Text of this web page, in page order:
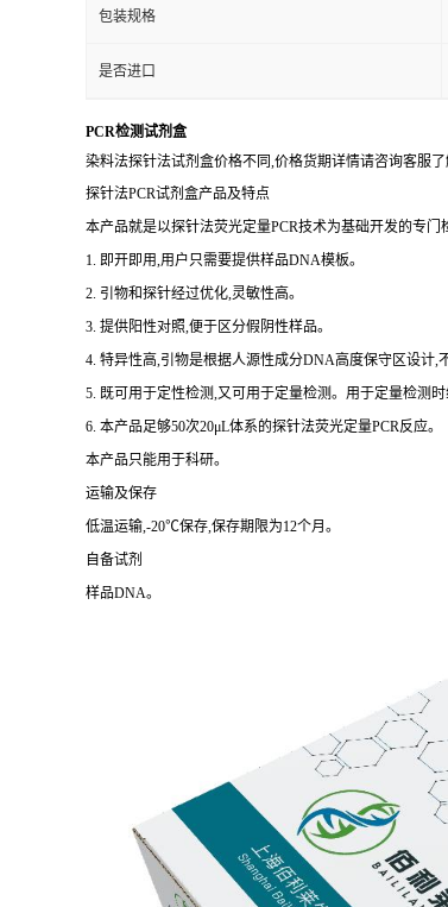
包装规格
是否进口
PCR检测试剂盒
染料法探针法试剂盒价格不同,价格货期详情请咨询客服了
探针法PCR试剂盒产品及特点
本产品就是以探针法荧光定量PCR技术为基础开发的专
1. 即开即用,用户只需要提供样品DNA模板。
2. 引物和探针经过优化,灵敏性高。
3. 提供阳性对照,便于区分假阴性样品。
4. 特异性高,引物是根据人源性成分DNA高度保守区设计,
5. 既可用于定性检测,又可用于定量检测。用于定量检测时
6. 本产品足够50次20μL体系的探针法荧光定量PCR反应。
本产品只能用于科研。
运输及保存
低温运输,-20℃保存,保存期限为12个月。
自备试剂
样品DNA。